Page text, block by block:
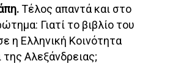
Τέλος απαντά και στο
Γιατί το βιβλίο του
η Ελληνική Κοινότητα
της Αλεξάνδρειας;